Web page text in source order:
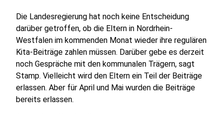
Die Landesregierung hat noch keine Entscheidung
darüber getroffen, ob die Eltern in Nordrhein-
Westfalen im kommenden Monat wieder ihre regulären
Kita-Beiträge zahlen müssen. Darüber gebe es derzeit
noch Gespräche mit den kommunalen Trägern, sagt
Stamp. Vielleicht wird den Eltern ein Teil der Beiträge
erlassen. Aber für April und Mai wurden die Beiträge
bereits erlassen.